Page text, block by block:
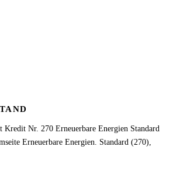
Nr. 270 Erneuerbare Energien Standard
Erneuerbare Energien. Standard (270),